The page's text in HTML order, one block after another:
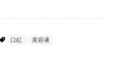
口紅 美容液